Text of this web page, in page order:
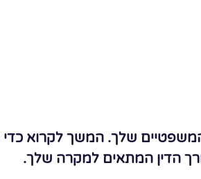
שלך. המשך לקרוא כדי
הדין המתאים למקרה שלך.